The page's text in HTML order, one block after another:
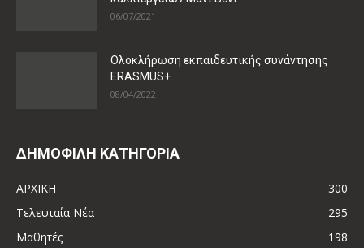
06/07/2021
Ολοκλήρωση εκπαιδευτικής συνάντησης
ERASMUS+
08/04/2022
ΔΗΜΟΦΙΛΗ ΚΑΤΗΓΟΡΙΑ
ΑΡΧΙΚΗ
300
Τελευταία Νέα
295
Μαθητές
198